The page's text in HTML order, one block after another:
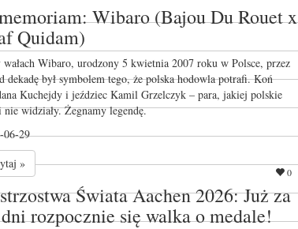
Wibaro (Bajou Du Rouet x
Quidam)
Wibaro, urodzony 5 kwietnia 2007 roku w Polsce, przez
dekadę był symbolem tego, że polska hodowla potrafi. Koń
Kuchejdy i jeździec Kamil Grzelczyk – para, jakiej polskie
nie widziały. Żegnamy legendę.
06-29
»
0
Świata Aachen 2026: Już za
rozpocznie się walka o medale!